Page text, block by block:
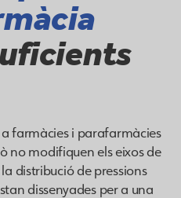
farmàcies i parafarmàcies
no modifiquen els eixos de
distribució de pressions
dissenyades per a una